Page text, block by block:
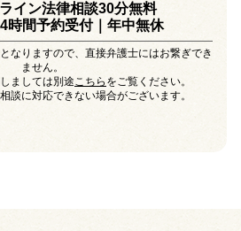
イン法律相談30分無料
時間予約受付｜年中無休
なりますので、直接弁護士にはお繋ぎでき
ません。
ましては別途こちら をご覧ください。
談に対応できない場合がございます。